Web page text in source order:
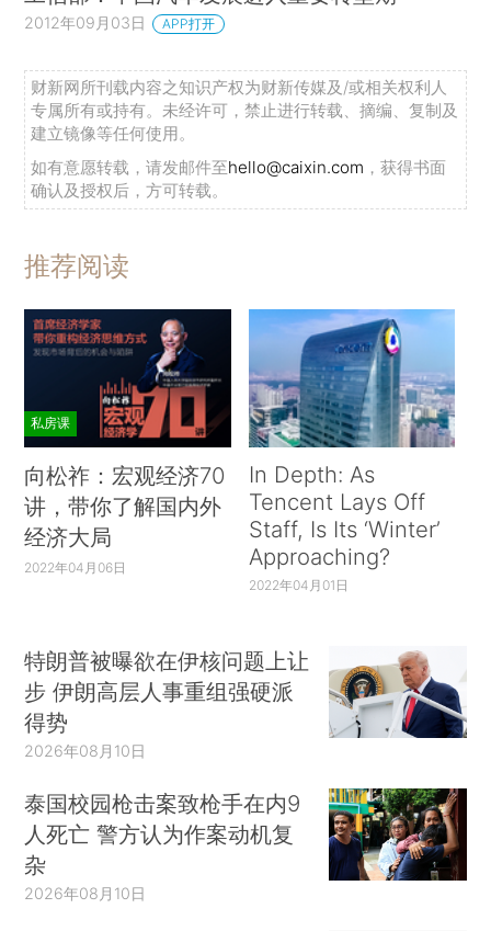
2012年09月03日 APP打开
财新网所刊载内容之知识产权为财新传媒及/或相关权利人
专属所有或持有。未经许可，禁止进行转载、摘编、复制及
建立镜像等任何使用。
如有意愿转载，请发邮件至hello@caixin.com ，获得书面
确认及授权后，方可转载。
推荐阅读
私房课
向松祚：宏观经济70
讲，带你了解国内外
经济大局
2022年04月06日
In Depth: As
Tencent Lays Off
Staff, Is Its ‘Winter’
Approaching?
2022年04月01日
特朗普被曝欲在伊核问题上让
步 伊朗高层人事重组强硬派
得势
2026年08月10日
泰国校园枪击案致枪手在内9
人死亡 警方认为作案动机复
杂
2026年08月10日